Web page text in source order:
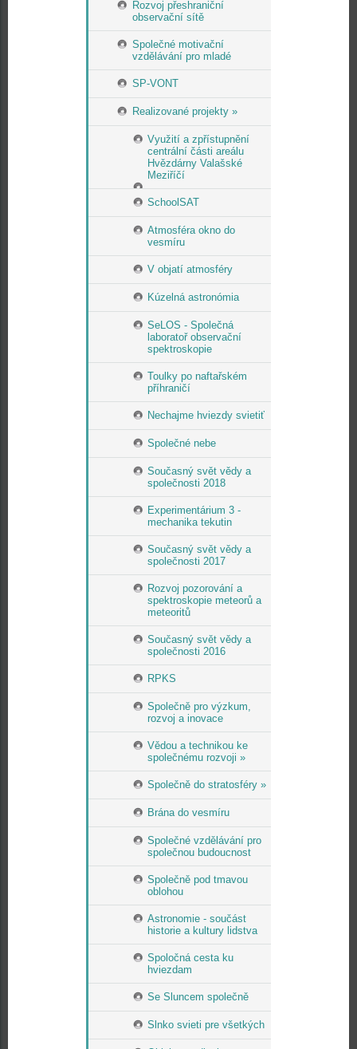
Rozvoj přeshraniční
observační sítě
Společné motivační
vzdělávání pro mladé
SP-VONT
Realizované projekty »
Využití a zpřístupnění
centrální části areálu
Hvězdárny Valašské
Meziříčí
SchoolSAT
Atmosféra okno do
vesmíru
V objatí atmosféry
Kúzelná astronómia
SeLOS - Společná
laboratoř observační
spektroskopie
Toulky po naftařském
příhraničí
Nechajme hviezdy svietiť
Společné nebe
Současný svět vědy a
společnosti 2018
Experimentárium 3 -
mechanika tekutin
Současný svět vědy a
společnosti 2017
Rozvoj pozorování a
spektroskopie meteorů a
meteoritů
Současný svět vědy a
společnosti 2016
RPKS
Společně pro výzkum,
rozvoj a inovace
Vědou a technikou ke
společnému rozvoji »
Společně do stratosféry »
Brána do vesmíru
Společné vzdělávání pro
společnou budoucnost
Společně pod tmavou
oblohou
Astronomie - součást
historie a kultury lidstva
Spoločná cesta ku
hviezdam
Se Sluncem společně
Slnko svieti pre všetkých